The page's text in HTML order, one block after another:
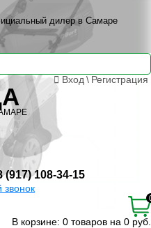
дилер в Самаре
Вход \ Регистрация
(917) 108-34-15
В корзине: 0 товаров на 0 руб.